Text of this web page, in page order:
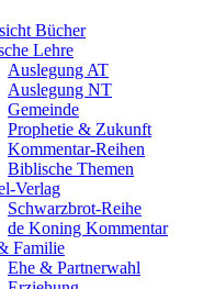
Bücher
Lehre
Auslegung AT
Auslegung NT
Gemeinde
Prophetie & Zukunft
Kommentar-Reihen
Biblische Themen
Verlag
Schwarzbrot-Reihe
de Koning Kommentar
Familie
Ehe & Partnerwahl